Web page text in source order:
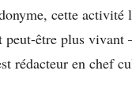
cette activité
peut-être plus vivant
rédacteur en chef